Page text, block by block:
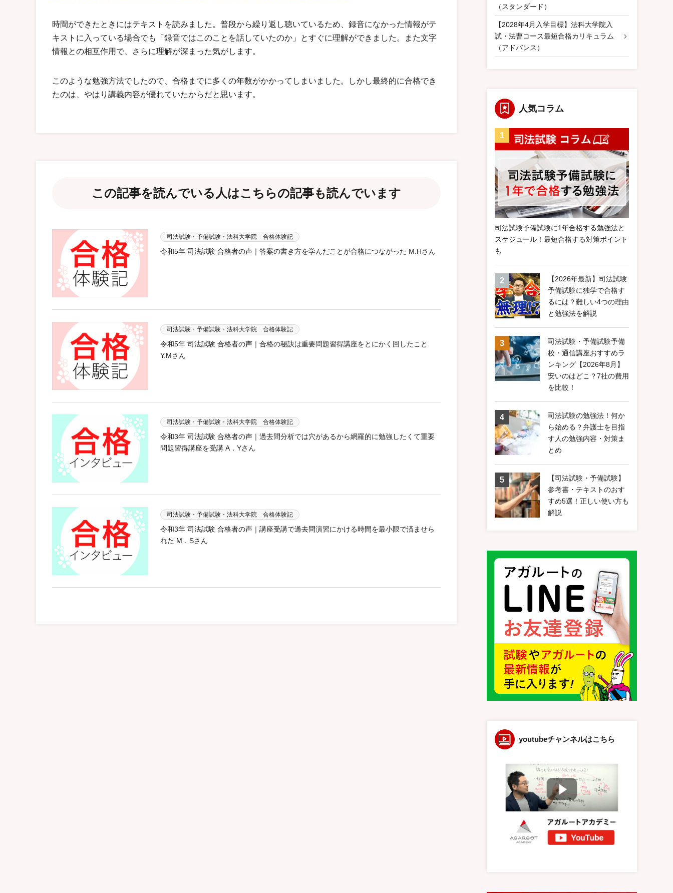
時間ができたときにはテキストを読みました。普段から繰り返し聴いているため、録音になかった情報がテ
キストに入っている場合でも「録音ではこのことを話していたのか」とすぐに理解ができました。また文字
情報との相互作用で、さらに理解が深まった気がします。
このような勉強方法でしたので、合格までに多くの年数がかかってしまいました。しかし最終的に合格でき
たのは、やはり講義内容が優れていたからだと思います。
この記事を読んでいる人はこちらの記事も読んでいます
司法試験・予備試験・法科大学院 合格体験記
令和5年 司法試験 合格者の声｜答案の書き方を学んだことが合格につながった M.Hさん
司法試験・予備試験・法科大学院 合格体験記
令和5年 司法試験 合格者の声｜合格の秘訣は重要問題習得講座をとにかく回したこと
Y.Mさん
司法試験・予備試験・法科大学院 合格体験記
令和3年 司法試験 合格者の声｜過去問分析では穴があるから網羅的に勉強したくて重要
問題習得講座を受講 A．Yさん
司法試験・予備試験・法科大学院 合格体験記
令和3年 司法試験 合格者の声｜講座受講で過去問演習にかける時間を最小限で済ませら
れた M．Sさん
（スタンダード）
【2028年4月入学目標】法科大学院入
試・法曹コース最短合格カリキュラム
（アドバンス）
人気コラム
司法試験予備試験に1年合格する勉強法と
スケジュール！最短合格する対策ポイント
も
【2026年最新】司法試験
予備試験に独学で合格す
るには？難しい4つの理由
と勉強法を解説
司法試験・予備試験予備
校・通信講座おすすめラ
ンキング【2026年8月】
安いのはどこ？7社の費用
を比較！
司法試験の勉強法！何か
ら始める？弁護士を目指
す人の勉強内容・対策ま
とめ
【司法試験・予備試験】
参考書・テキストのおす
すめ5選！正しい使い方も
解説
youtubeチャンネルはこちら